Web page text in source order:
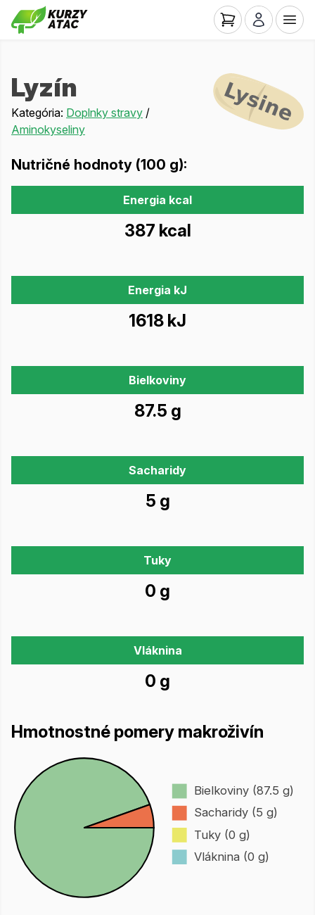
Lyzín
Kategória: Doplnky stravy /
Aminokyseliny
Nutričné hodnoty (100 g):
Energia kcal
387 kcal
Energia kJ
1618 kJ
Bielkoviny
87.5 g
Sacharidy
5 g
Tuky
0 g
Vláknina
0 g
Hmotnostné pomery makroživín
Bielkoviny (87.5 g)
Sacharidy (5 g)
Tuky (0 g)
Vláknina (0 g)